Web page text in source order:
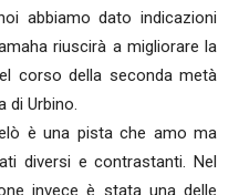
abbiamo dato indicazioni
riuscirà a migliorare la
corso della seconda metà
di Urbino.
è una pista che amo ma
diversi e contrastanti. Nel
invece è stata una delle